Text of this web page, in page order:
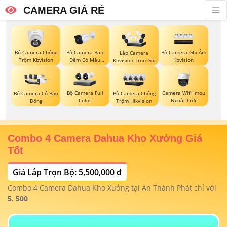
CAMERA GIÁ RẺ
Bộ Camera Chống
Trộm Kbvision
Bộ Camera Ban
Đêm Có Màu
Kbvision
Lắp Camera
Kbvision Trọn Gói
Bộ Camera Ghi Âm
Kbvision
Bộ Camera Có Báo
Đông
Bộ Camera Full
Color
Bô Camera Chống
Trộm Hikvision
Camera Wifi Imou
Ngoài Trời
Combo 4 Camera Dahua Kho Xưởng Giá
Tốt
Giá Lắp Trọn Bộ: 5,500,000 ₫
Combo 4 Camera Dahua Kho Xưởng tại An Thành Phát chỉ với
5. 500